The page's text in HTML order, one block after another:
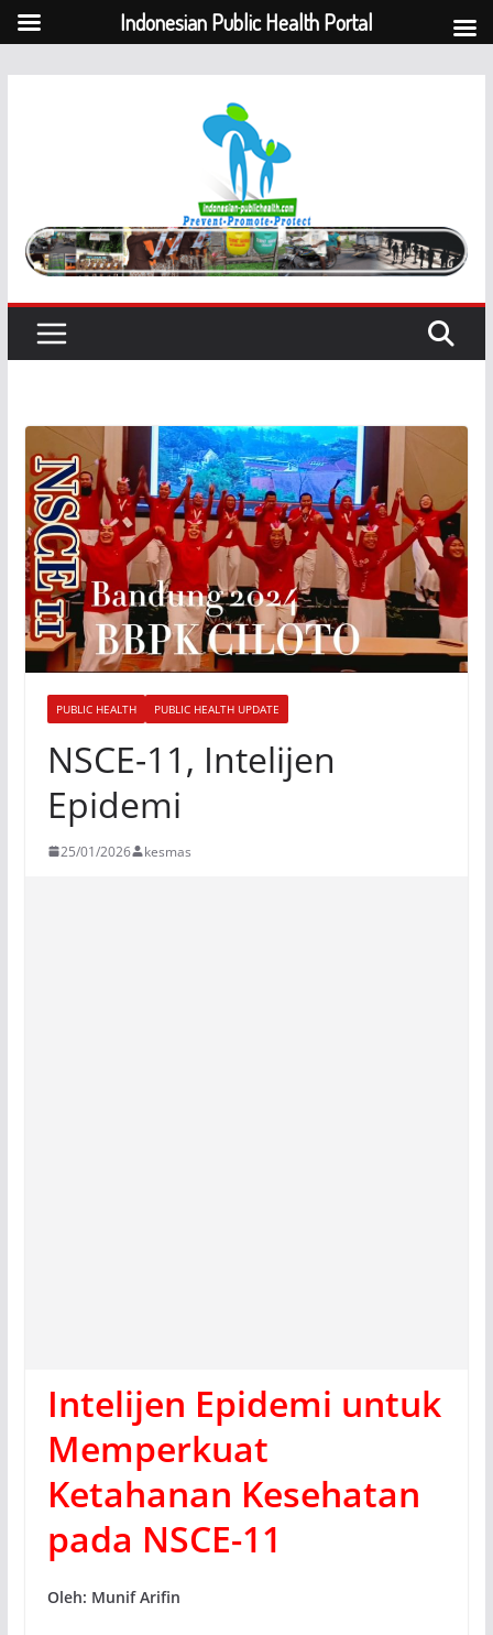
PUBLIC HEALTH PUBLIC HEALTH UPDATE
NSCE-11, Intelijen
Epidemi
25/01/2026 kesmas
Intelijen Epidemi untuk
Memperkuat
Ketahanan Kesehatan
pada NSCE-11
Oleh: Munif Arifin
Indonesian Public Health Portal